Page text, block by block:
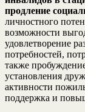
продление
личностного
возможности
удовлетворение
потребностей,
также
установления
активности
поддержка и